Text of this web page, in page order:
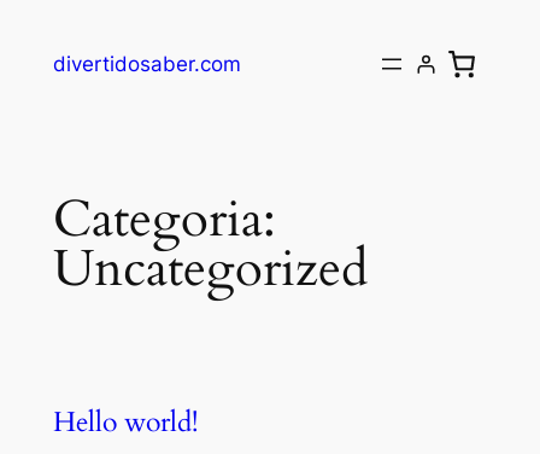
divertidosaber.com
Categoria:
Uncategorized
Hello world!